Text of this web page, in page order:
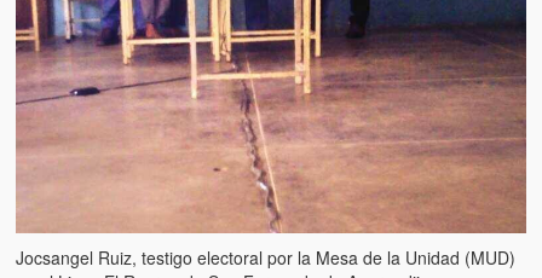
Jocsangel Ruiz, testigo electoral por la Mesa de la Unidad (MUD)